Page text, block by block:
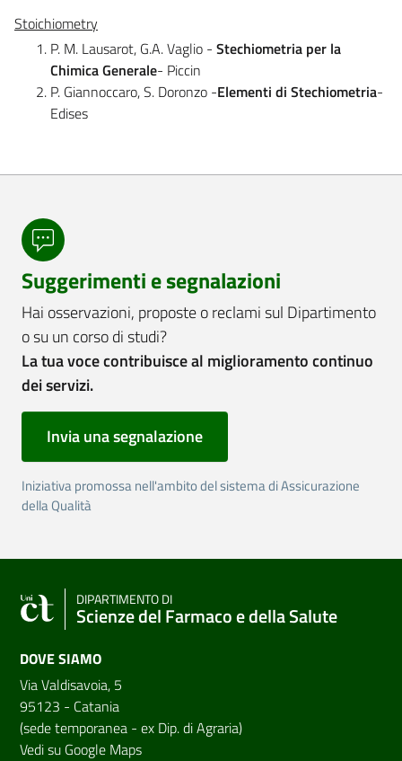
Stoichiometry
P. M. Lausarot, G.A. Vaglio - Stechiometria per la
Chimica Generale- Piccin
P. Giannoccaro, S. Doronzo -Elementi di Stechiometria-
Edises
Suggerimenti e segnalazioni
Hai osservazioni, proposte o reclami sul Dipartimento
o su un corso di studi?
La tua voce contribuisce al miglioramento continuo
dei servizi.
Invia una segnalazione
Iniziativa promossa nell'ambito del sistema di Assicurazione
della Qualità
DIPARTIMENTO DI
Scienze del Farmaco e della Salute
DOVE SIAMO
Via Valdisavoia, 5
95123 - Catania
(sede temporanea - ex Dip. di Agraria)
Vedi su Google Maps